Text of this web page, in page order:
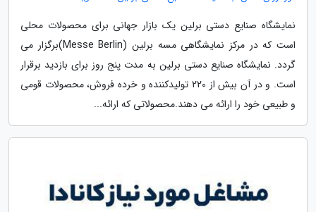
نمایشگاه صنایع دستی برلین یک بازار جهانی برای محصولات محلی
است که در مرکز نمایشگاهی مسه برلین (Messe Berlin)برگزار می
گردد. نمایشگاه صنایع دستی برلین به مدت پنج روز برای بازدید برقرار
است. و در آن بیش از 220 تولیدکننده و خرده فروش، محصولات قومی
و طبیعی خود را ارائه می دهند.محصولاتی که ارائه...